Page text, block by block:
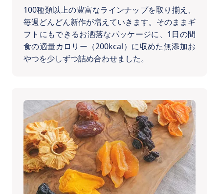
100種類以上の豊富なラインナップを取り揃え、
毎週どんどん新作が増えていきます。そのままギ
フトにもできるお洒落なパッケージに、1日の間
食の適量カロリー（200kcal）に収めた無添加お
やつを少しずつ詰め合わせました。